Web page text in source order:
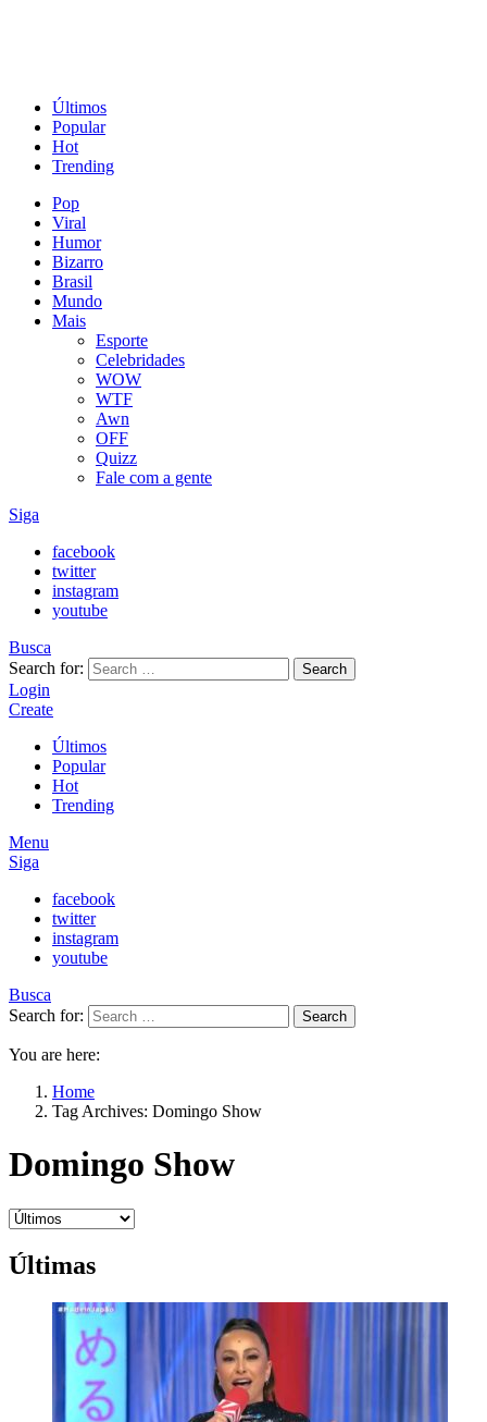
Últimos
Popular
Hot
Trending
Pop
Viral
Humor
Bizarro
Brasil
Mundo
Mais
Esporte
Celebridades
WOW
WTF
Awn
OFF
Quizz
Fale com a gente
Siga
facebook
twitter
instagram
youtube
Busca
Search for:
Search
Login
Create
Últimos
Popular
Hot
Trending
Menu
Siga
facebook
twitter
instagram
youtube
Busca
Search for:
Search
You are here:
Home
Tag Archives: Domingo Show
Domingo Show
Últimas